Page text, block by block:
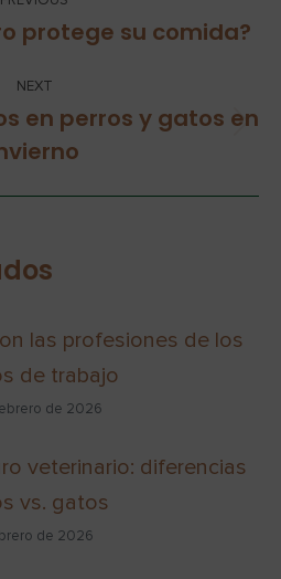
protege su comida?
NEXT
en perros y gatos en
las profesiones de los
de trabajo
de 2026
veterinario: diferencias
vs. gatos
de 2026